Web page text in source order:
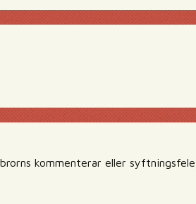
kommenterar eller